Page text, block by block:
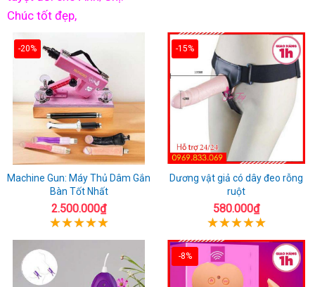
Chúc tốt đẹp,
-20%
Machine Gun: Máy Thủ Dâm Gắn
Bàn Tốt Nhất
2.500.000₫
-15%
Dương vật giả có dây đeo rỗng
ruột
580.000₫
-8%